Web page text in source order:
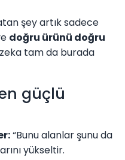
şey artık sadece
doğru ürünü doğru
tam da burada
güçlü
“Bunu alanlar şunu da
yükseltir.